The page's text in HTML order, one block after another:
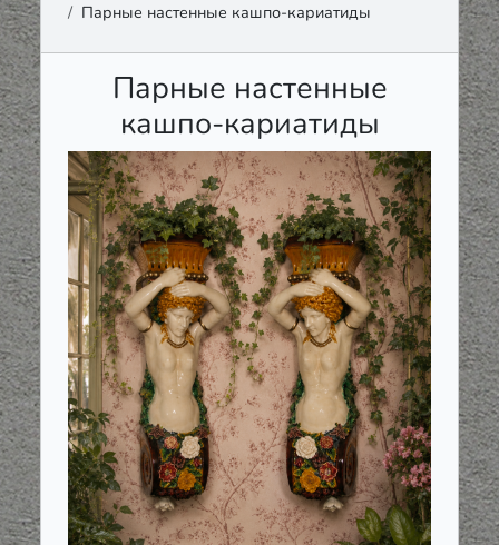
Парные настенные кашпо-кариатиды
Парные настенные
кашпо-кариатиды